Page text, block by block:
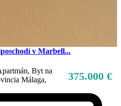
v Marbell...
375.000 €
Byt na
Málaga,